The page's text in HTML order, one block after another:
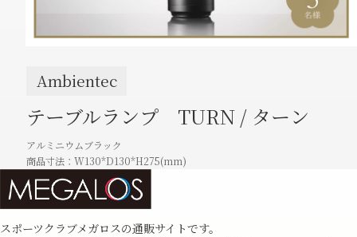
Ambientec
テーブルランプ TURN / ターン
アルミニウムブラック
商品⼨法：W130*D130*H275(mm)
スポーツクラブメガロスの通販サイトです。